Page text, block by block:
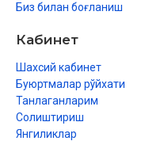
Биз билан боғланиш
Кабинет
Шахсий кабинет
Буюртмалар рўйхати
Танлаганларим
Солиштириш
Янгиликлар